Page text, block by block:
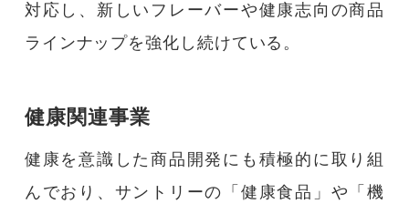
対応し、新しいフレーバーや健康志向の商品
ラインナップを強化し続けている。
健康関連事業
健康を意識した商品開発にも積極的に取り組
んでおり、サントリーの「健康食品」や「機